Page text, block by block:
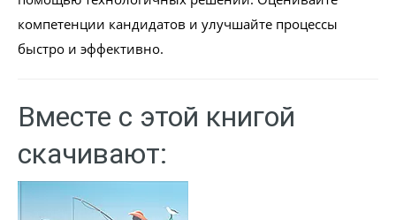
компетенции кандидатов и улучшайте процессы
быстро и эффективно.
Вместе с этой книгой
скачивают: